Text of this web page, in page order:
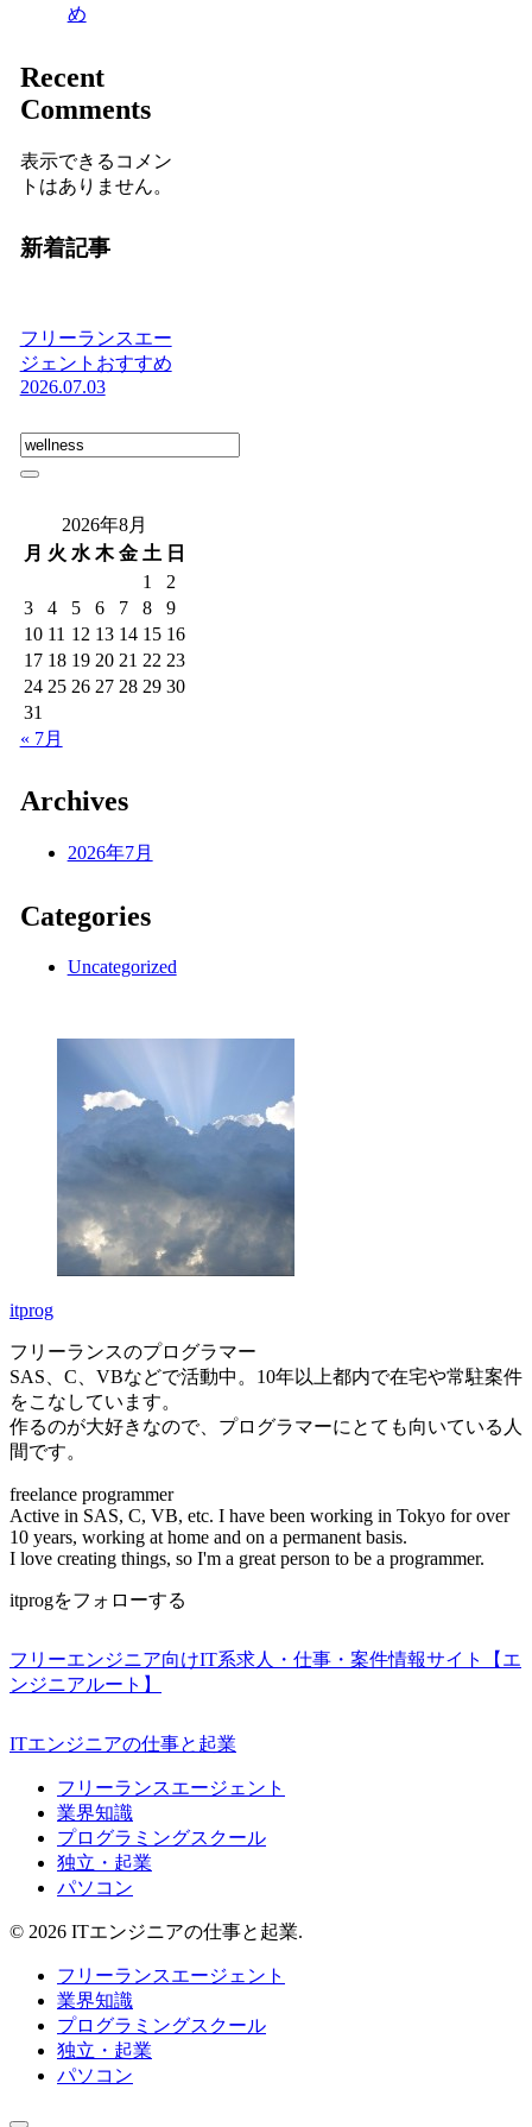
め
Recent
Comments
表示できるコメン
トはありません。
新着記事
フリーランスエー
ジェントおすすめ
2026.07.03
2026年8月
月 火 水 木 金 土 日
1
2
3
4 5 6 7 8
9
10 11 12 13 14 15 16
17 18 19 20 21 22 23
24 25 26 27 28 29 30
31
« 7月
Archives
2026年7月
Categories
Uncategorized
itprog
フリーランスのプログラマー
SAS、C、VBなどで活動中。10年以上都内で在宅や常駐案件
をこなしています。
作るのが大好きなので、プログラマーにとても向いている人
間です。
freelance programmer
Active in SAS, C, VB, etc. I have been working in Tokyo for over
10 years, working at home and on a permanent basis.
I love creating things, so I'm a great person to be a programmer.
itprogをフォローする
フリーエンジニア向けIT系求人・仕事・案件情報サイト【エ
ンジニアルート】
ITエンジニアの仕事と起業
フリーランスエージェント
業界知識
プログラミングスクール
独立・起業
パソコン
© 2026 ITエンジニアの仕事と起業.
フリーランスエージェント
業界知識
プログラミングスクール
独立・起業
パソコン